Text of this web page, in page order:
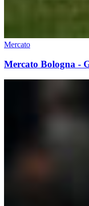
Mercato
Mercato Bologna -